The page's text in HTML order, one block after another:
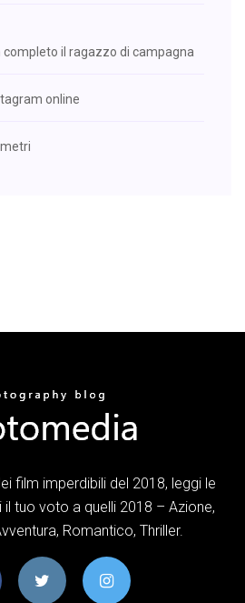
il ragazzo di campagna
online
film imperdibili del 2018, leggi le
il tuo voto a quelli 2018 – Azione,
Romantico, Thriller.